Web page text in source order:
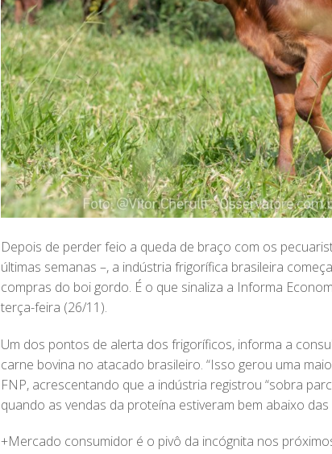
Depois de perder feio a queda de braço com os
últimas semanas –, a indústria frigorífica brasileira
compras do boi gordo. É o que sinaliza a Informa
terça-feira (26/11).
Um dos pontos de alerta dos frigoríficos, informa a
carne bovina no atacado brasileiro. “Isso gerou uma
FNP, acrescentando que a indústria registrou “sobra
quando as vendas da proteína estiveram bem abaixo
+Mercado consumidor é o pivô da incógnita nos